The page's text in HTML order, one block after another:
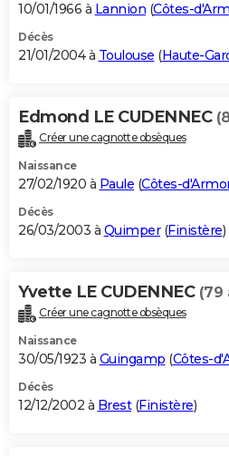
10/01/1966 à Lannion (Côtes-
Décès
21/01/2004 à Toulouse (Haute-
Edmond LE CUDENNEC
Créer une cagnotte obsèques
Naissance
27/02/1920 à Paule (Côtes-
Décès
26/03/2003 à Quimper(Finistère)
Yvette LE CUDENNEC (79
Créer une cagnotte obsèques
Naissance
30/05/1923 à Guingamp (Côtes-
Décès
12/12/2002 à Brest(Finistère)